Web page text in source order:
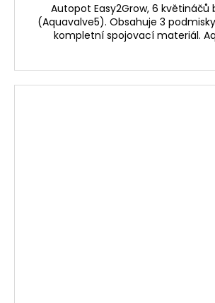
Autopot Easy2Grow, 6 květináčů
(Aquavalve5). Obsahuje 3
kompletní spojovací materiál.